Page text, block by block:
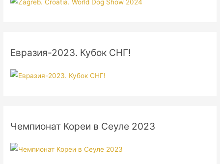
Евразия-2023. Кубок СНГ!
Чемпионат Кореи в Сеуле 2023